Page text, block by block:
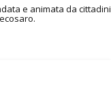
e animata da cittadini